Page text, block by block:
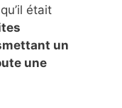
était
un
une